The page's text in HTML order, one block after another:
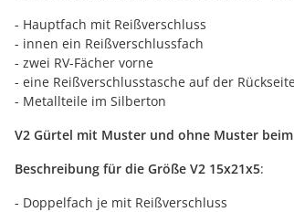
- Hauptfach mit Reißverschluss
- innen ein Reißverschlussfach
- zwei RV-Fächer vorne
- eine Reißverschlusstasche auf der
- Metallteile im Silberton
V2 Gürtel mit Muster und ohne Muster
Beschreibung für die Größe V2 15x21x5:
- Doppelfach je mit Reißverschluss